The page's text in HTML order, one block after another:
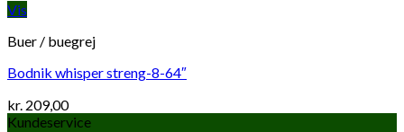
Vis
Buer / buegrej
Bodnik whisper streng-8-64″
kr. 209,00
Kundeservice